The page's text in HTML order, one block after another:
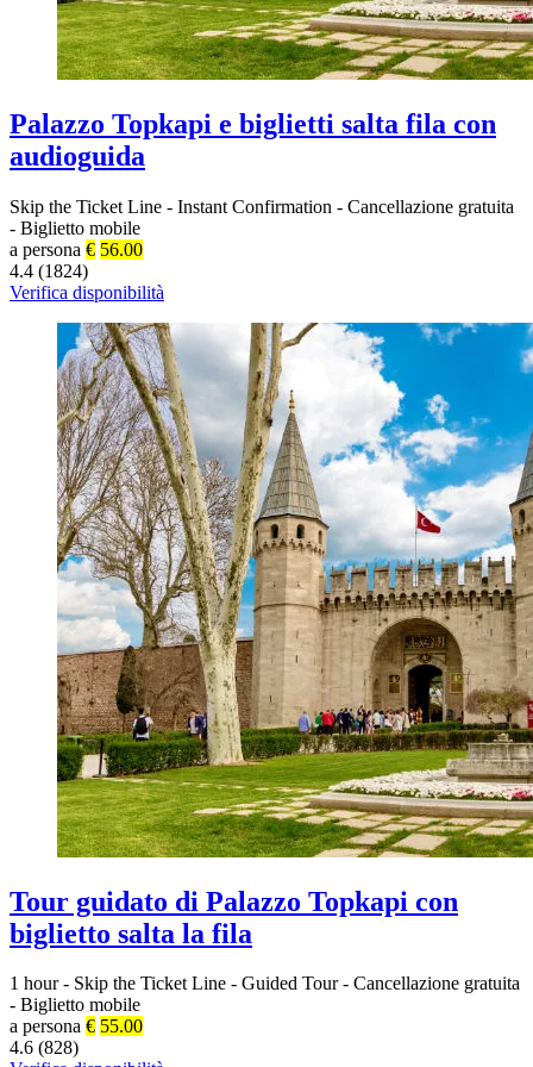
Palazzo Topkapi e biglietti salta fila con
audioguida
Skip the Ticket Line - Instant Confirmation - Cancellazione gratuita
- Biglietto mobile
a persona € 56.00
4.4 (1824)
Verifica disponibilità
Tour guidato di Palazzo Topkapi con
biglietto salta la fila
1 hour - Skip the Ticket Line - Guided Tour - Cancellazione gratuita
- Biglietto mobile
a persona € 55.00
4.6 (828)